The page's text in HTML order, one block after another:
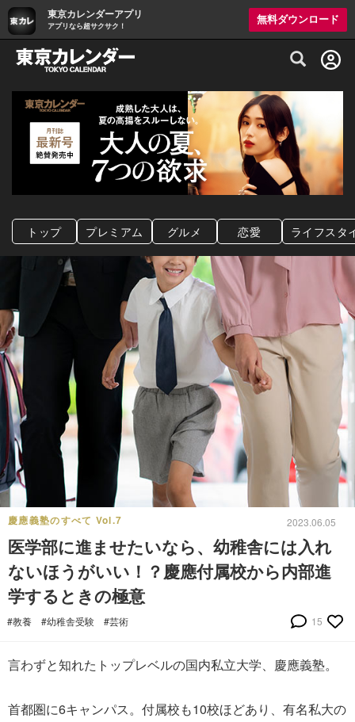
東京カレンダーアプリ
アプリなら超サクサク！
無料ダウンロード
グルメ情報・プレミアムレストラン予約
トップ プレミアム グルメ 恋愛 ライフスタ
慶應義塾のすべて Vol.7 2023.06.05
医学部に進ませたいなら、幼稚舎には入れ
ないほうがいい！？慶應付属校から内部進
学するときの極意
#教養 #幼稚舎受験 #芸術 15
言わずと知れたトップレベルの国内私立大学、慶應義塾。
首都圏に6キャンパス。付属校も10校ほどあり、有名私大の